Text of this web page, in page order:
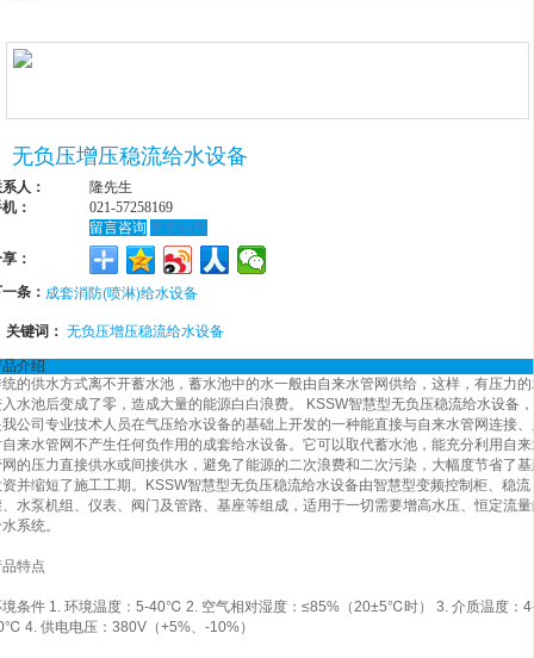
无负压增压稳流给水设备
人：
隆先生
：
021-57258169
留言咨询 更多信息
：
条： 成套消防(喷淋)给水设备
关键词： 无负压增压稳流给水设备
介绍
的供水方式离不开蓄水池，蓄水池中的水一般由自来水管网供给，这样，有压力的
水池后变成了零，造成大量的能源白白浪费。 KSSW智慧型无负压稳流给水设备，
公司专业技术人员在气压给水设备的基础上开发的一种能直接与自来水管网连接、
来水管网不产生任何负作用的成套给水设备。它可以取代蓄水池，能充分利用自来
的压力直接供水或间接供水，避免了能源的二次浪费和二次污染，大幅度节省了基
并缩短了施工工期。KSSW智慧型无负压稳流给水设备由智慧型变频控制柜、稳流
水泵机组、仪表、阀门及管路、基座等组成，适用于一切需要增高水压、恒定流量
系统。
特点
条件 1. 环境温度：5-40℃ 2. 空气相对湿度：≤85%（20±5℃时） 3. 介质温度：
4. 供电电压：380V（+5%、-10%）